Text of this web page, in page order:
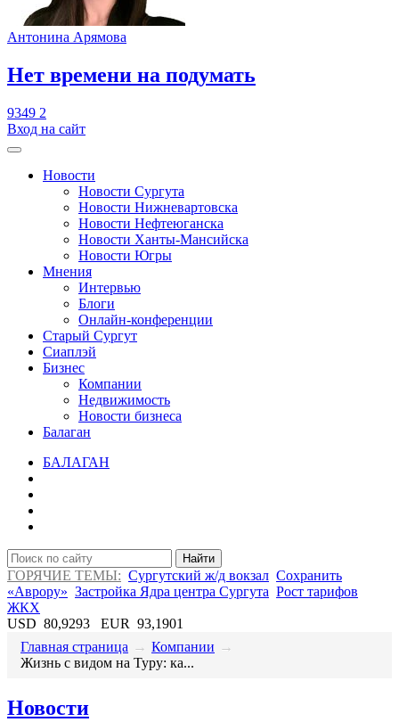
Антонина Арямова
​Нет времени на подумать
9349 2
Вход на сайт
Новости
Новости Сургута
Новости Нижневартовска
Новости Нефтеюганска
Новости Ханты-Мансийска
Новости Югры
Мнения
Интервью
Блоги
Онлайн-конференции
Старый Сургут
Сиаплэй
Бизнес
Компании
Недвижимость
Новости бизнеса
Балаган
БАЛАГАН
Найти
ГОРЯЧИЕ ТЕМЫ: Сургутский ж/д вокзал Сохранить
«Аврору» Застройка Ядра центра Сургута Рост тарифов
ЖКХ
USD 80,9293 EUR 93,1901
Главная страница → Компании →
​Жизнь с видом на Туру: ка...
Новости